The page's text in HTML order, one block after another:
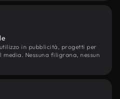
in pubblicità, progetti per
Nessuna filigrana, nessun